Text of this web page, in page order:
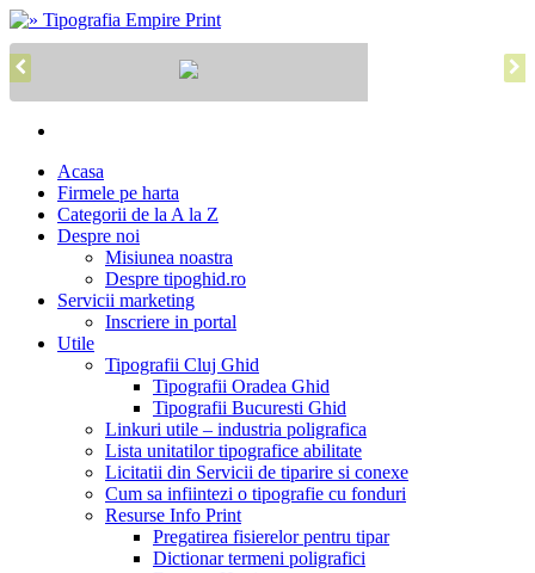
Acasa
Firmele pe harta
Categorii de la A la Z
Despre noi
Misiunea noastra
Despre tipoghid.ro
Servicii marketing
Inscriere in portal
Utile
Tipografii Cluj Ghid
Tipografii Oradea Ghid
Tipografii Bucuresti Ghid
Linkuri utile – industria poligrafica
Lista unitatilor tipografice abilitate
Licitatii din Servicii de tiparire si conexe
Cum sa infiintezi o tipografie cu fonduri
Resurse Info Print
Pregatirea fisierelor pentru tipar
Dictionar termeni poligrafici